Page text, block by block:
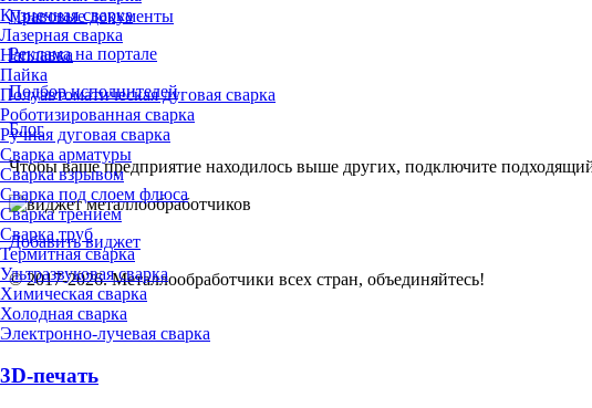
Кузнечная сварка
Лазерная сварка
Наплавка
Пайка
Полуавтоматическая дуговая сварка
Роботизированная сварка
Ручная дуговая сварка
Сварка арматуры
Сварка взрывом
Сварка под слоем флюса
Сварка трением
Сварка труб
Термитная сварка
Ультразвуковая сварка
Химическая сварка
Холодная сварка
Электронно-лучевая сварка
3D-печать
Правовые документы
Реклама на портале
Подбор исполнителей
Блог
Чтобы ваше предприятие находилось выше других, подключите
Добавить виджет
© 2017-2026. Металлообработчики всех стран, объединяйтесь!